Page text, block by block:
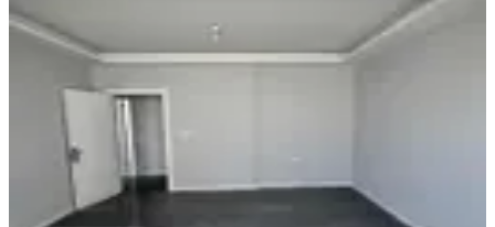
24.000 ₺
Akgün Emlak Bilal Başyiğit